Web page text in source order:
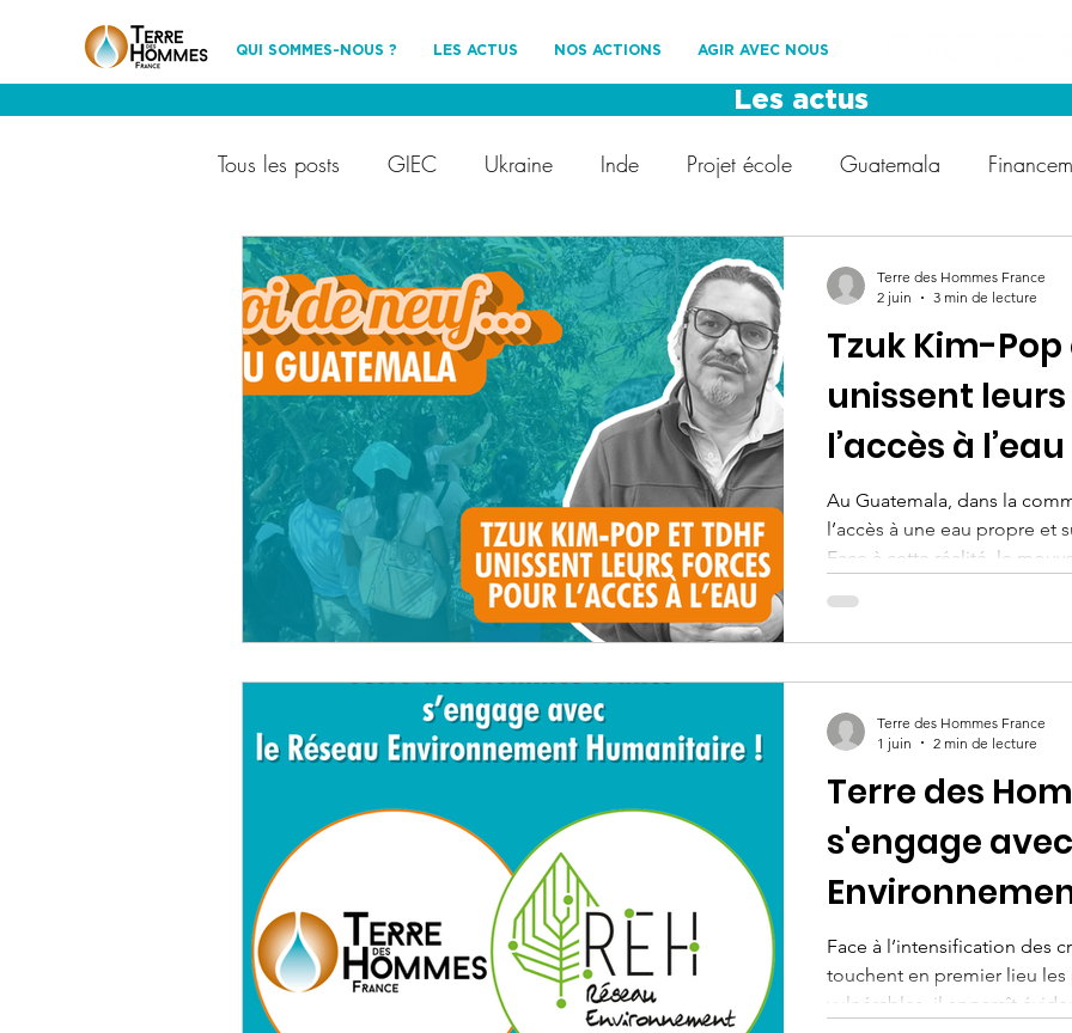
QUI SOMMES-NOUS ? LES ACTUS NOS ACTIONS AGIR AVEC NOUS
Les actus
Tous les posts GIEC Ukraine Inde Projet école Guatemala
Terre des Hommes France Les Roues Cool Les Amis de TDHF
Ils nous soutiennent événement Protection des enfants Voyage solidaire
partenariat environnement droit des enfants COP28 Fédération
Permaculture aquaponie catastrophe naturelle Initiatives locales Liban
Réseau Environnement Humanitaire
Tzuk Kim-Pop
unissent
l’accès à l’eau
Au Guatemala, dans la
l’accès à une eau propre et
Face à cette réalité, le
15 ans, a lancé un projet
de l’Eau". Rencontre avec
internationale pour garantir
Terre des Hommes France
2 juin
3 min de lecture
Terre des
s'engage
Face à l’intensification des
touchent en premier lieu
vulnérables, il apparaît
Terre des Hommes France
1 juin
2 min de lecture